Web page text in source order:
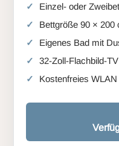
Einzel- oder
Bettgröße 90 × 200
Eigenes Bad mit
32-Zoll-Flachbild-
Kostenfreies WLAN